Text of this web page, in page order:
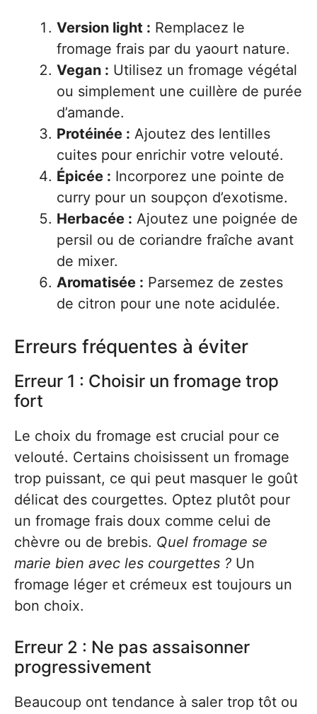
Version light : Remplacez le
fromage frais par du yaourt nature.
Vegan : Utilisez un fromage végétal
ou simplement une cuillère de purée
d’amande.
Protéinée : Ajoutez des lentilles
cuites pour enrichir votre velouté.
Épicée : Incorporez une pointe de
curry pour un soupçon d’exotisme.
Herbacée : Ajoutez une poignée de
persil ou de coriandre fraîche avant
de mixer.
Aromatisée : Parsemez de zestes
de citron pour une note acidulée.
Erreurs fréquentes à éviter
Erreur 1 : Choisir un fromage trop
fort
Le choix du fromage est crucial pour ce
velouté. Certains choisissent un fromage
trop puissant, ce qui peut masquer le goût
délicat des courgettes. Optez plutôt pour
un fromage frais doux comme celui de
chèvre ou de brebis. Quel fromage se
marie bien avec les courgettes ? Un
fromage léger et crémeux est toujours un
bon choix.
Erreur 2 : Ne pas assaisonner
progressivement
Beaucoup ont tendance à saler trop tôt ou